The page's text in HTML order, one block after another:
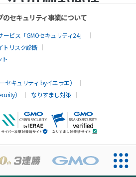
のセキュリティ事業について
ビス「GMOセキュリティ24」
トリスク診断
ト
セキュリティ byイエラエ）
）
なりすまし対策